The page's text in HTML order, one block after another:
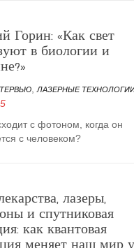
Горин: «Как свет
в биологии и
ЛАЗЕРНЫЕ
с фотоном, когда он
с человеком?
лазеры,
и спутниковая
как квантовая
меняет наш мир